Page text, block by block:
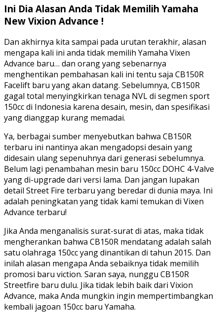
Ini Dia Alasan Anda Tidak Memilih Yamaha
New Vixion Advance !
Dan akhirnya kita sampai pada urutan terakhir, alasan
mengapa kali ini anda tidak memilih Yamaha Vixen
Advance baru… dan orang yang sebenarnya
menghentikan pembahasan kali ini tentu saja CB150R
Facelift baru yang akan datang. Sebelumnya, CB150R
gagal total menyingkirkan tenaga NVL di segmen sport
150cc di Indonesia karena desain, mesin, dan spesifikasi
yang dianggap kurang memadai.
Ya, berbagai sumber menyebutkan bahwa CB150R
terbaru ini nantinya akan mengadopsi desain yang
didesain ulang sepenuhnya dari generasi sebelumnya.
Belum lagi penambahan mesin baru 150cc DOHC 4-Valve
yang di-upgrade dari versi lama. Dan jangan lupakan
detail Street Fire terbaru yang beredar di dunia maya. Ini
adalah peningkatan yang tidak kami temukan di Vixen
Advance terbaru!
Jika Anda menganalisis surat-surat di atas, maka tidak
mengherankan bahwa CB150R mendatang adalah salah
satu olahraga 150cc yang dinantikan di tahun 2015. Dan
inilah alasan mengapa Anda sebaiknya tidak memilih
promosi baru viction. Saran saya, nunggu CB150R
Streetfire baru dulu. Jika tidak lebih baik dari Vixion
Advance, maka Anda mungkin ingin mempertimbangkan
kembali jagoan 150cc baru Yamaha.